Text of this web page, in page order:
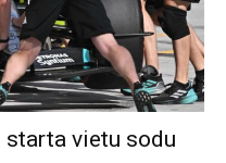
vietu sodu